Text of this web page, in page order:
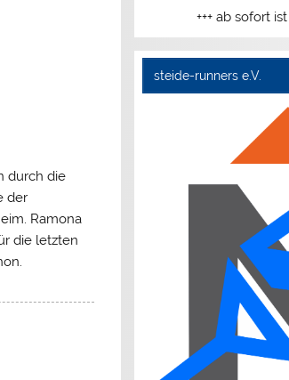
durch die
der
Ramona
die letzten
+++ ab sofort ist
steide-runners e.V.